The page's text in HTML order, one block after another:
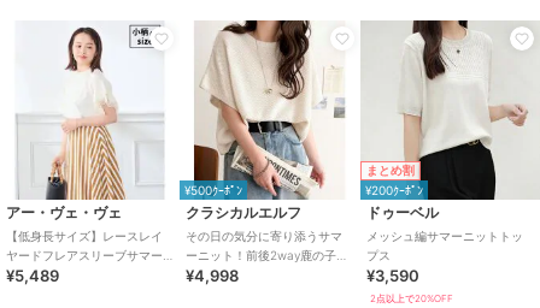
アー・ヴェ・ヴェ
【低身長サイズ】レースレイ
ヤードフレアスリーブサマー
ニット
¥5,489
¥500ｸｰﾎﾟﾝ
クラシカルエルフ
その日の気分に寄り添うサマ
ーニット！前後2way鹿の子編
みフレンチスリーブニットプ
¥4,998
まとめ割
¥200ｸｰﾎﾟﾝ
ドゥーベル
メッシュ編サマーニットトッ
プス
¥3,590
2点以上で20%OFF